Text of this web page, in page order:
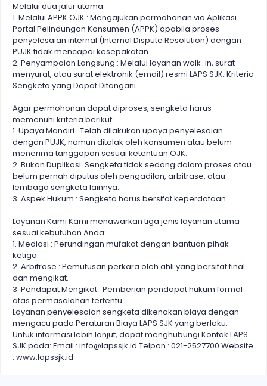
Melalui dua jalur utama:
1. Melalui APPK OJK : Mengajukan permohonan via Aplikasi
Portal Pelindungan Konsumen (APPK) apabila proses
penyelesaian internal (Internal Dispute Resolution) dengan
PUJK tidak mencapai kesepakatan.
2. Penyampaian Langsung : Melalui layanan walk-in, surat
menyurat, atau surat elektronik (email) resmi LAPS SJK. Kriteria
Sengketa yang Dapat Ditangani
Agar permohonan dapat diproses, sengketa harus
memenuhi kriteria berikut:
1. Upaya Mandiri : Telah dilakukan upaya penyelesaian
dengan PUJK, namun ditolak oleh konsumen atau belum
menerima tanggapan sesuai ketentuan OJK.
2. Bukan Duplikasi: Sengketa tidak sedang dalam proses atau
belum pernah diputus oleh pengadilan, arbitrase, atau
lembaga sengketa lainnya.
3. Aspek Hukum : Sengketa harus bersifat keperdataan.
Layanan Kami Kami menawarkan tiga jenis layanan utama
sesuai kebutuhan Anda:
1. Mediasi : Perundingan mufakat dengan bantuan pihak
ketiga.
2. Arbitrase : Pemutusan perkara oleh ahli yang bersifat final
dan mengikat.
3. Pendapat Mengikat : Pemberian pendapat hukum formal
atas permasalahan tertentu.
Layanan penyelesaian sengketa dikenakan biaya dengan
mengacu pada Peraturan Biaya LAPS SJK yang berlaku.
Untuk informasi lebih lanjut, dapat menghubungi Kontak LAPS
SJK pada: Email : info@lapssjk.id Telpon : 021-2527700 Website
: www.lapssjk.id